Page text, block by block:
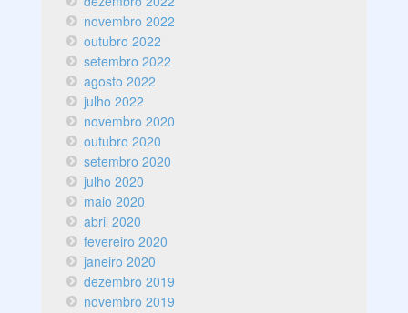
novembro 2022
outubro 2022
setembro 2022
agosto 2022
julho 2022
novembro 2020
outubro 2020
setembro 2020
julho 2020
maio 2020
abril 2020
fevereiro 2020
janeiro 2020
dezembro 2019
novembro 2019